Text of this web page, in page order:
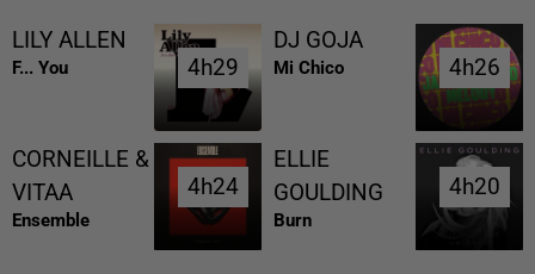
LILY ALLEN
F... You 4h29
4h29
DJ GOJA
Mi Chico 4h26
4h26
CORNEILLE &
VITAA
Ensemble
4h24
4h24
ELLIE
GOULDING
Burn
4h20
4h20